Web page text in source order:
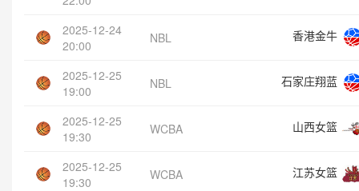
2025-12-24
20:00
NBL 香港金牛
2025-12-25
19:00
NBL 石家庄翔蓝
2025-12-25
19:30
WCBA 山西女篮
2025-12-25
19:30
WCBA 江苏女篮